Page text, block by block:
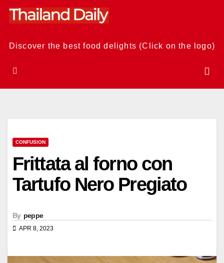
Skip
Discover the best food delights (Click on the logo)
CONFUSION
Frittata al forno con
Tartufo Nero Pregiato
By peppe
APR 8, 2023